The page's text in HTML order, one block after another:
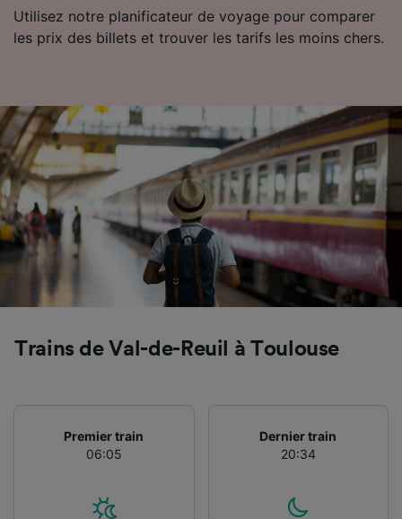
Utilisez notre planificateur de voyage pour comparer
les prix des billets et trouver les tarifs les moins chers.
Trains de Val-de-Reuil à Toulouse
Premier train
06:05
Dernier train
20:34
Utiliser des données de géolocalisation
précises. Analyser activement les
contenu personnalisés, mesure de
performance des publicités et du contenu,
études d’audience et développement de
services.
Liste de nos partenaires (fournisseurs)